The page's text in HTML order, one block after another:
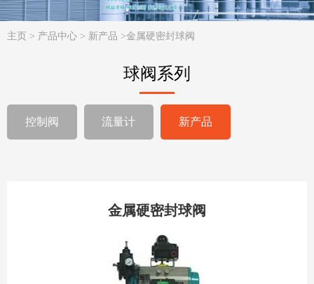
主页 > 产品中心 > 新产品 >金属硬密封球阀
球阀系列
控制阀 流量计 新产品
金属硬密封球阀